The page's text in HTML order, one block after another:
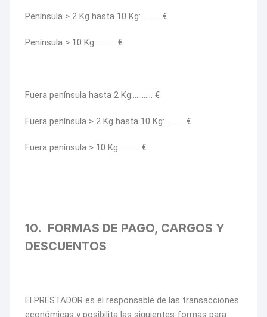
Península > 2 Kg hasta 10 Kg:……….. €
Península > 10 Kg:……….. €
Fuera península hasta 2 Kg:……….. €
Fuera península > 2 Kg hasta 10 Kg:……….. €
Fuera península > 10 Kg:……….. €
10. FORMAS DE PAGO, CARGOS Y
DESCUENTOS
El PRESTADOR es el responsable de las transacciones
económicas y posibilita las siguientes formas para